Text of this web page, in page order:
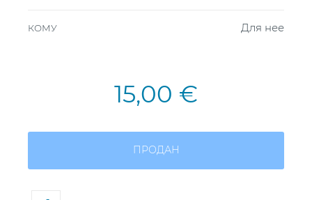
КОМУ Для нее
15,00 €
ПРОДАН